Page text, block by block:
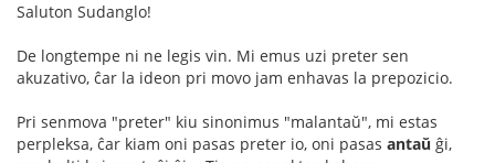
Saluton Sudanglo!
De longtempe ni ne legis vin. Mi emus uzi preter sen
akuzativo, ĉar la ideon pri movo jam enhavas la prepozicio.
Pri senmova "preter" kiu sinonimus "malantaŭ", mi estas
perpleksa, ĉar kiam oni pasas preter io, oni pasas antaŭ ĝi,